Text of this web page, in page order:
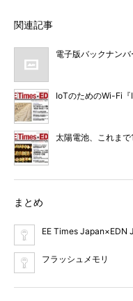
関連記事
電子版バックナンバ
IoTのためのWi-Fi『
太陽電池、これま
まとめ
EE Times Japan×EDN
フラッシュメモリ